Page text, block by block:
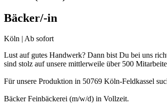
Bäcker/-in
Köln | Ab sofort
Lust auf gutes Handwerk? Dann bist Du bei uns
sind stolz auf unsere mittlerweile über 500
Für unsere Produktion in 50769 Köln-Feldkassel
Bäcker Feinbäckerei (m/w/d) in Vollzeit.